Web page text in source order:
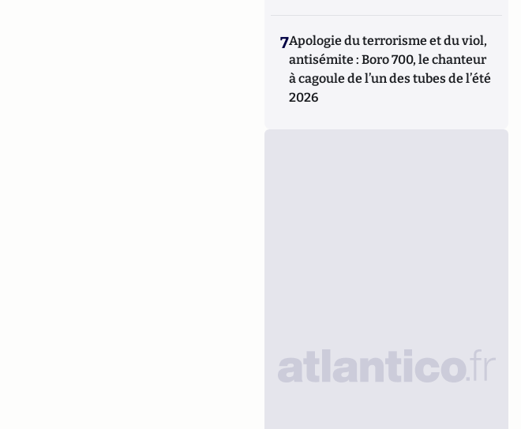
7Apologie du terrorisme et du viol,
antisémite : Boro 700, le chanteur
à cagoule de l’un des tubes de l’été
2026